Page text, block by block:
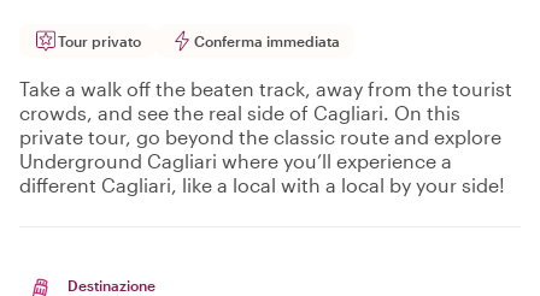
Tour privato Conferma immediata
Take a walk off the beaten track, away from the tourist
crowds, and see the real side of Cagliari. On this
private tour, go beyond the classic route and explore
Underground Cagliari where you’ll experience a
different Cagliari, like a local with a local by your side!
Destinazione